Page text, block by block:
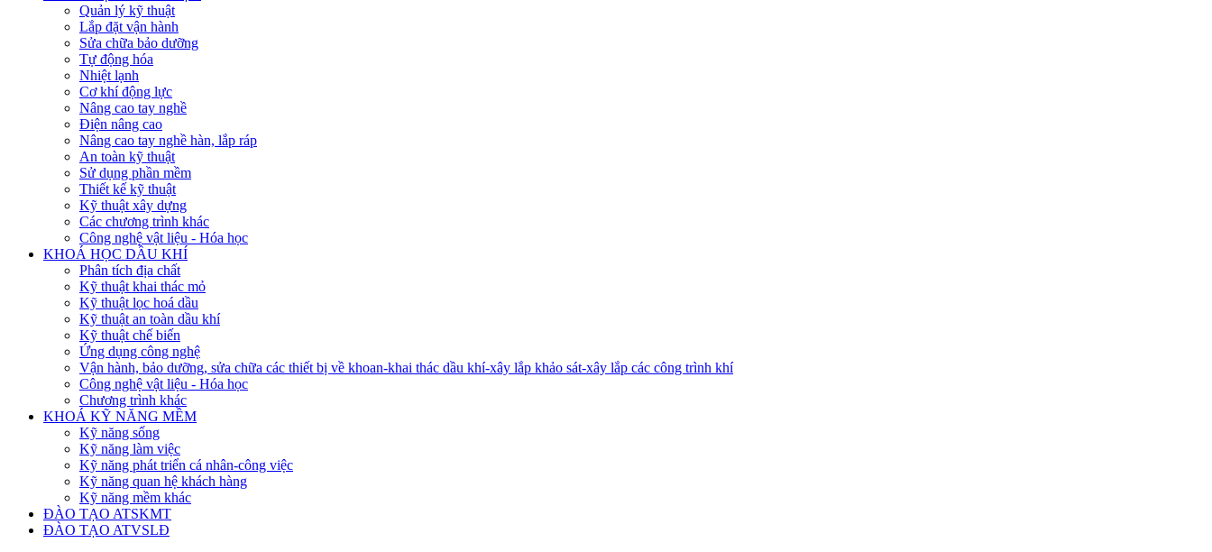
Quản lý kỹ thuật
Lắp đặt vận hành
Sửa chữa bảo dưỡng
Tự động hóa
Nhiệt lạnh
Cơ khí động lực
Nâng cao tay nghề
Điện nâng cao
Nâng cao tay nghề hàn, lắp ráp
An toàn kỹ thuật
Sử dụng phần mềm
Thiết kế kỹ thuật
Kỹ thuật xây dựng
Các chương trình khác
Công nghệ vật liệu - Hóa học
KHOÁ HỌC DẦU KHÍ
Phân tích địa chất
Kỹ thuật khai thác mỏ
Kỹ thuật lọc hoá dầu
Kỹ thuật an toàn dầu khí
Kỹ thuật chế biến
Ứng dụng công nghệ
Vận hành, bảo dưỡng, sửa chữa các thiết bị về khoan-khai thác dầu khí-xây lắp khảo sát-xây lắp các công trình khí
Công nghệ vật liệu - Hóa học
Chương trình khác
KHOÁ KỸ NĂNG MỀM
Kỹ năng sống
Kỹ năng làm việc
Kỹ năng phát triển cá nhân-công việc
Kỹ năng quan hệ khách hàng
Kỹ năng mềm khác
ĐÀO TẠO ATSKMT
ĐÀO TẠO ATVSLĐ